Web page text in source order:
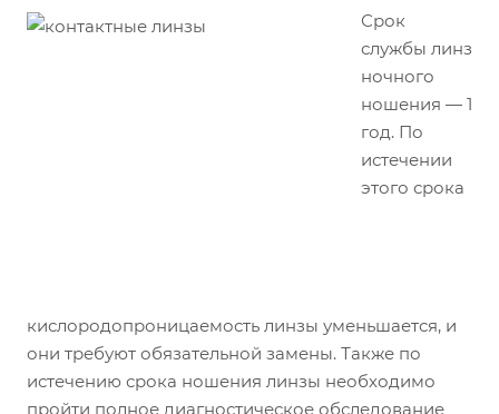
Срок
службы линз
ночного
ношения — 1
год. По
истечении
этого срока
кислородопроницаемость линзы уменьшается, и
они требуют обязательной замены. Также по
истечению срока ношения линзы необходимо
пройти полное диагностическое обследование